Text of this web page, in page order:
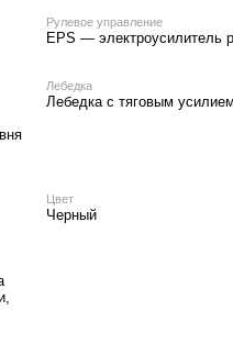
Рулевое управление
EPS — электроусилитель
Лебедка
Лебедка с тяговым
Цвет
Черный